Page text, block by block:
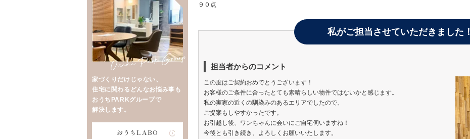
９０点
私がご担当させていただきました！
担当者からのコメント
この度はご契約おめでとうございます！
お客様のご条件に合ったとても素晴らしい物件ではないかと感じます。
私の実家の近くの馴染みのあるエリアでしたので、
ご提案もしやすかったです。
お引越し後、ワンちゃんに会いにご自宅伺いますね！
今後とも引き続き、よろしくお願いいたします。
家づくりだけじゃない、
住宅に関わるどんなお悩み事も
おうちPARKグループで
解決します。
おうちLABO